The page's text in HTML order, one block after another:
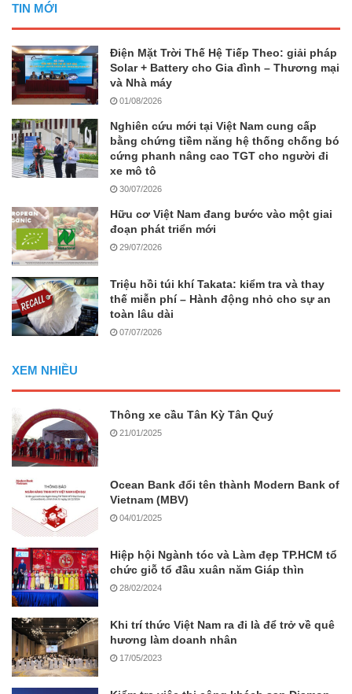
TIN MỚI
Điện Mặt Trời Thế Hệ Tiếp Theo: giải pháp
Solar + Battery cho Gia đình – Thương mại
và Nhà máy
01/08/2026
Nghiên cứu mới tại Việt Nam cung cấp
bằng chứng tiềm năng hệ thống chống bó
cứng phanh nâng cao TGT cho người đi
xe mô tô
30/07/2026
Hữu cơ Việt Nam đang bước vào một giai
đoạn phát triển mới
29/07/2026
Triệu hồi túi khí Takata: kiểm tra và thay
thế miễn phí – Hành động nhỏ cho sự an
toàn lâu dài
07/07/2026
XEM NHIỀU
Thông xe cầu Tân Kỳ Tân Quý
21/01/2025
Ocean Bank đổi tên thành Modern Bank of
Vietnam (MBV)
04/01/2025
Hiệp hội Ngành tóc và Làm đẹp TP.HCM tổ
chức giỗ tổ đầu xuân năm Giáp thìn
28/02/2024
Khi trí thức Việt Nam ra đi là để trở về quê
hương làm doanh nhân
17/05/2023